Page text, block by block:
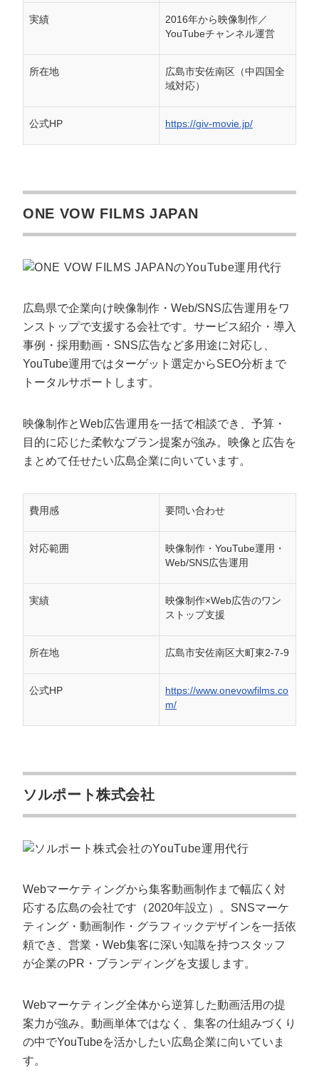
実績
2016年から映像制作／
YouTubeチャンネル運営
所在地
広島市安佐南区（中四国全
域対応）
公式HP https://giv-movie.jp/
ONE VOW FILMS JAPAN
広島県で企業向け映像制作・Web/SNS広告運用をワ
ンストップで支援する会社です。サービス紹介・導入
事例・採用動画・SNS広告など多用途に対応し、
YouTube運用ではターゲット選定からSEO分析まで
トータルサポートします。
映像制作とWeb広告運用を一括で相談でき、予算・
目的に応じた柔軟なプラン提案が強み。映像と広告を
まとめて任せたい広島企業に向いています。
費用感 要問い合わせ
対応範囲
映像制作・YouTube運用・
Web/SNS広告運用
実績
映像制作×Web広告のワン
ストップ支援
所在地 広島市安佐南区大町東2-7-9
公式HP
https://www.onevowfilms.co
m/
ソルポート株式会社
Webマーケティングから集客動画制作まで幅広く対
応する広島の会社です（2020年設立）。SNSマーケ
ティング・動画制作・グラフィックデザインを一括依
頼でき、営業・Web集客に深い知識を持つスタッフ
が企業のPR・ブランディングを支援します。
Webマーケティング全体から逆算した動画活用の提
案力が強み。動画単体ではなく、集客の仕組みづくり
の中でYouTubeを活かしたい広島企業に向いていま
す。